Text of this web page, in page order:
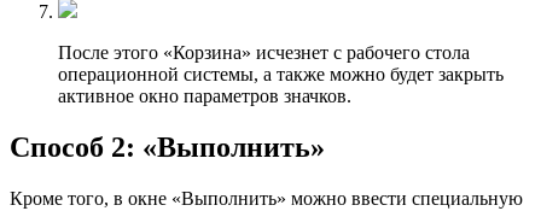
После этого «Корзина» исчезнет с рабочего стола
операционной системы, а также можно будет закрыть
активное окно параметров значков.
Способ 2: «Выполнить»
Кроме того, в окне «Выполнить» можно ввести специальную